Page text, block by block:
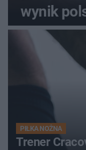
wynik
PIŁKA NOŻNA
Trener